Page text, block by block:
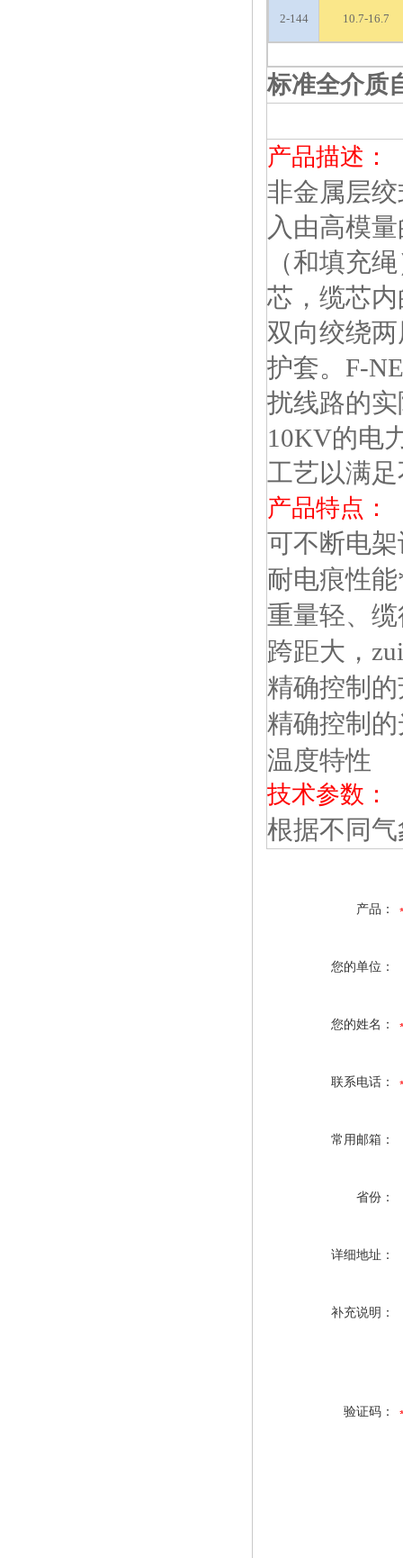
2-144 10.7-16.7
标准全介质
产品描述：
非金属层
入由高模
（和填充
芯，缆芯
双向绞绕
护套。F-
扰线路的
10KV的电
工艺以满
产品特点：
可不断电
耐电痕性
重量轻、
跨距大，
精确控制
精确控制
温度特性
技术参数：
根据不同
产品：
您的单位：
您的姓名：
联系电话：
常用邮箱：
省份：
详细地址：
补充说明：
验证码：